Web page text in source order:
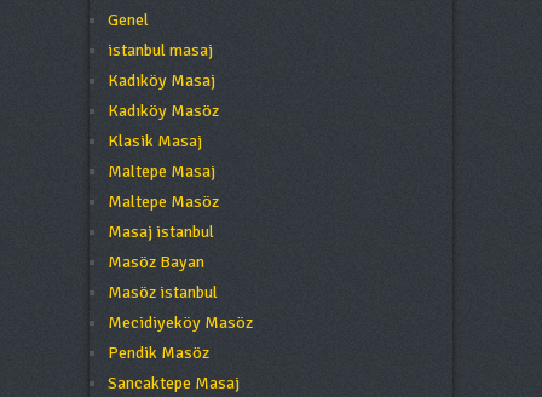
Genel
istanbul masaj
Kadıköy Masaj
Kadıköy Masöz
Klasik Masaj
Maltepe Masaj
Maltepe Masöz
Masaj istanbul
Masöz Bayan
Masöz istanbul
Mecidiyeköy Masöz
Pendik Masöz
Sancaktepe Masaj